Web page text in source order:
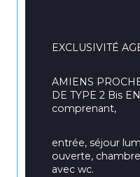
EXCLUSIVITÉ
AMIENS
DE TYPE 2 Bis
comprenant,
entrée, séjour
ouverte,
avec wc.